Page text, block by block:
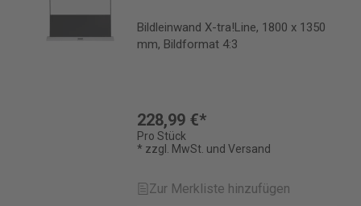
Bildleinwand X-tra!Line, 1800 x 1350
mm, Bildformat 4:3
228,99 €*
Pro Stück
* zzgl. MwSt. und Versand
Zur Merkliste hinzufügen